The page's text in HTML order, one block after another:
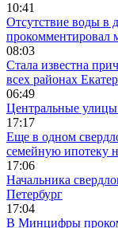
10:41
Отсутствие воды в
прокомментировал
08:03
Стала известна
всех районах
06:49
Центральные улицы
17:17
Еще в одном
семейную ипотеку
17:06
Начальника
Петербург
17:04
В Минцифры